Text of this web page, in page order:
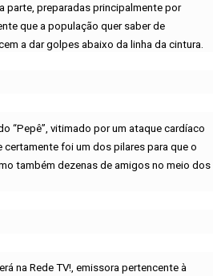
parte, preparadas principalmente por
que a população quer saber de
a dar golpes abaixo da linha da cintura.
“Pepê”, vitimado por um ataque cardíaco
foi um dos pilares para que o
também dezenas de amigos no meio dos
na Rede TV!, emissora pertencente à